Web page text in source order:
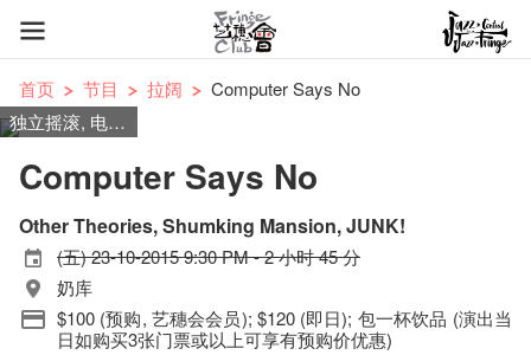
首页 节目 拉阔
Computer Says No
独立摇滚, 电子摇滚
Computer Says No
Other Theories, Shumking Mansion, JUNK!
(五) 23-10-2015 9:30 PM - 2 小时 45 分
奶库
$100 (预购, 艺穗会会员); $120 (即日); 包一杯饮品 (演出当
日如购买3张门票或以上可享有预购价优惠)